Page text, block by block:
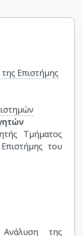
Επιστήμης
Τμήματος
του
Ανάλυση της